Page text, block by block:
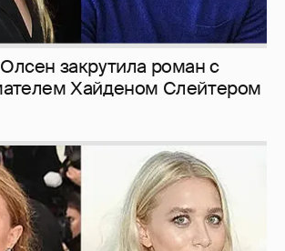
закрутила роман с
Хайденом Слейтером